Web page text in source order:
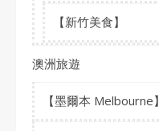
【新竹美食】
澳洲旅遊
【墨爾本 Melbourne】